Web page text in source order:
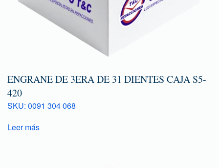
ENGRANE DE 3ERA DE 31 DIENTES CAJA S5-
420
SKU: 0091 304 068
Leer más